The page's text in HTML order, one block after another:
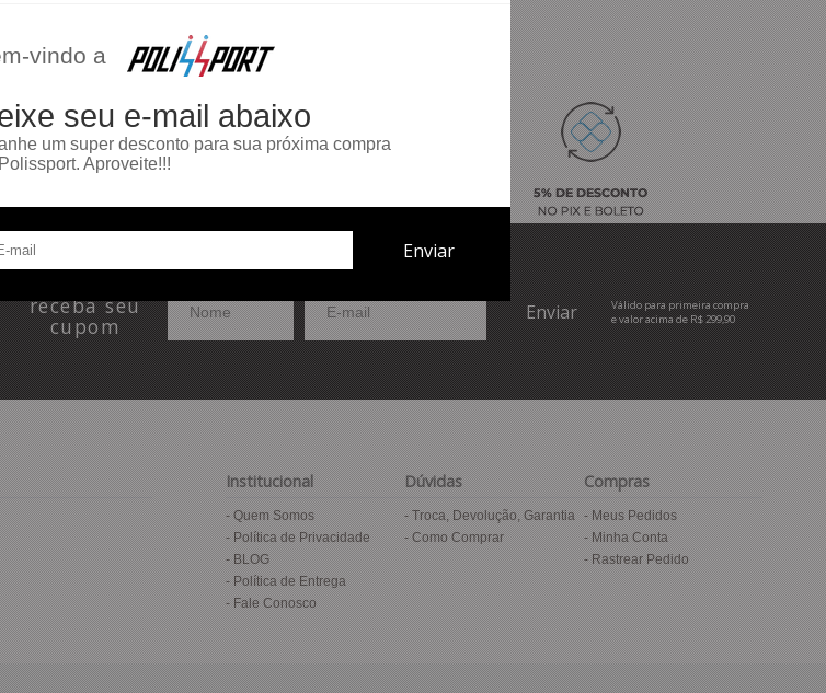
vindo a
seu e-mail abaixo
um super desconto para sua próxima compra
Aproveite!!!
receba seu
cupom
Válido para primeira compra
e valor acima de R$ 299,90
Institucional
Quem Somos
Política de Privacidade
BLOG
Política de Entrega
Fale Conosco
Dúvidas
Troca, Devolução, Garantia
Como Comprar
Compras
Meus Pedidos
Minha Conta
Rastrear Pedido